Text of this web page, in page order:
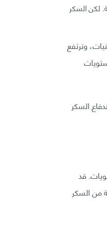
لكن السكر
وترتفع
السكر
قد
من السكر